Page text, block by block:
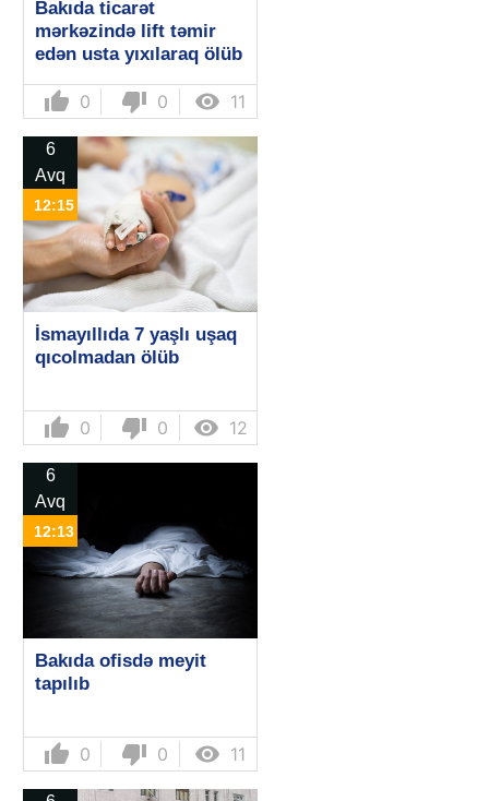
Bakıda ticarət
mərkəzində lift təmir
edən usta yıxılaraq ölüb
thumb_up 0 thumb_down 0  11
6
Avq
12:15
İsmayıllıda 7 yaşlı uşaq
qıcolmadan ölüb
thumb_up 0 thumb_down 0  12
6
Avq
12:13
Bakıda ofisdə meyit
tapılıb
thumb_up 0 thumb_down 0  11